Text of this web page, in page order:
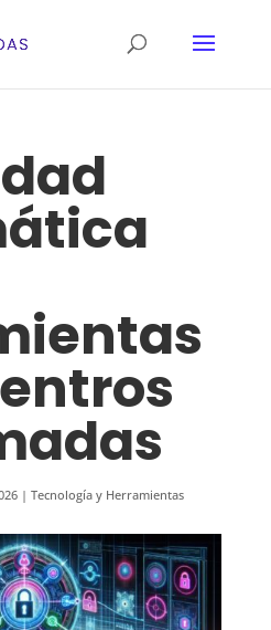
| Tecnología y Herramientas